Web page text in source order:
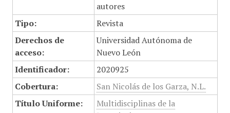
autores
Tipo:
Revista
Derechos de
acceso:
Universidad Autónoma de
Nuevo León
Identificador:
2020925
Cobertura:
San Nicolás de los Garza, N.L.
Título Uniforme:
Multidisciplinas de la